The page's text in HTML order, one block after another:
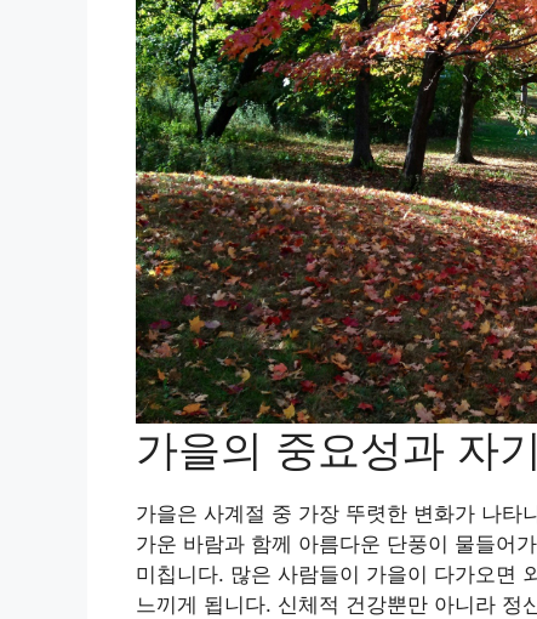
가을의 중요성과 자
가을은 사계절 중 가장 뚜렷한 변화가 나타
가운 바람과 함께 아름다운 단풍이 물들어
미칩니다. 많은 사람들이 가을이 다가오면
느끼게 됩니다. 신체적 건강뿐만 아니라 정